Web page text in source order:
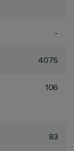
-
4075
106
83